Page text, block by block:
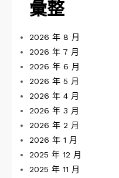
彙整
2026 年 8 月
2026 年 7 月
2026 年 6 月
2026 年 5 月
2026 年 4 月
2026 年 3 月
2026 年 2 月
2026 年 1 月
2025 年 12 月
2025 年 11 月